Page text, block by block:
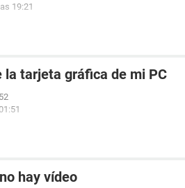
19:21
la tarjeta gráfica de mi PC
hay vídeo